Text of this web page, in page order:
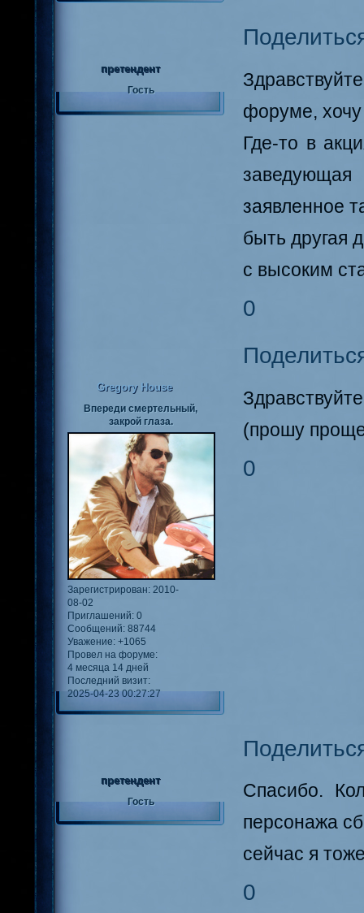
претендент
Гость
форуме, хочу
Где-то в
заведующая
заявленное
быть другая
с высоким
0
Gregory House
Впереди смертельный,
закрой глаза.
Зарегистрирован: 2010-
08-02
Приглашений: 0
Сообщений: 88744
Уважение: +1065
Провел на форуме:
4 месяца 14 дней
Последний визит:
2025-04-23 00:27:27
(прошу
0
претендент
Гость
Спасибо.
персонажа
сейчас я
0